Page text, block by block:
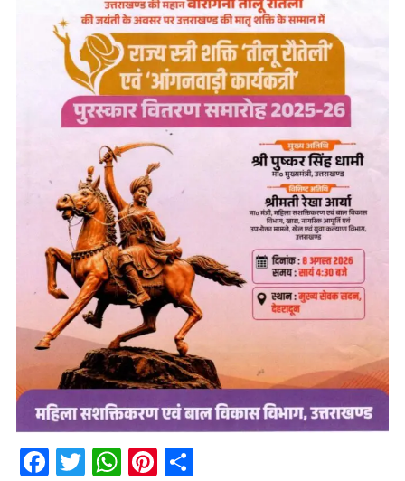
Facebook
Twitter
WhatsApp
Pinterest
Share